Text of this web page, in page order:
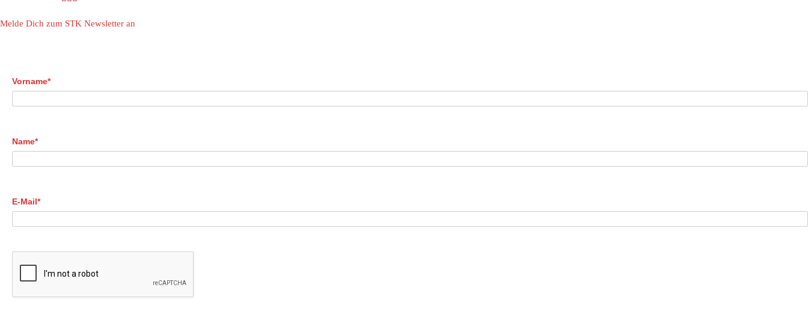
Melde Dich zum STK Newsletter an
Vorname*
Name*
E-Mail*